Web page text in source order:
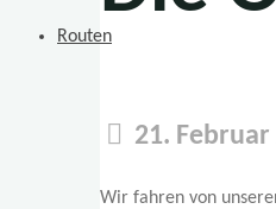
Routen
21. Februar
Wir fahren von